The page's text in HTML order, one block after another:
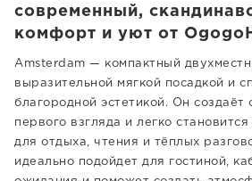
современный,
комфорт и уют от
Amsterdam — компактный
выразительной мягкой посадкой и
благородной эстетикой. Он
первого взгляда и легко
для отдыха, чтения и тёплых
идеально подойдет для гостиной,